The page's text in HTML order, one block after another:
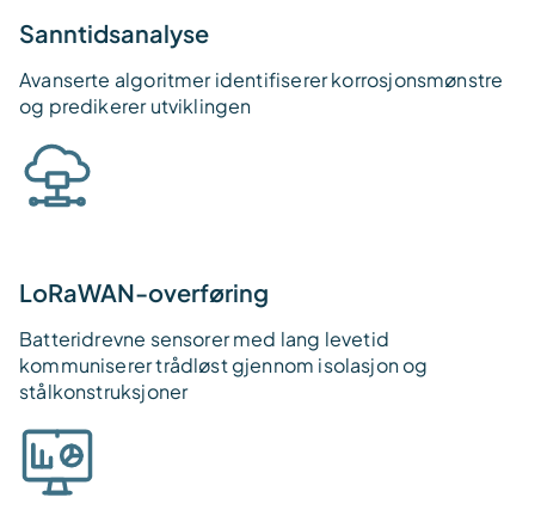
Sanntidsanalyse
Avanserte algoritmer identifiserer korrosjonsmønstre
og predikerer utviklingen
LoRaWAN-overføring
Batteridrevne sensorer med lang levetid
kommuniserer trådløst gjennom isolasjon og
stålkonstruksjoner